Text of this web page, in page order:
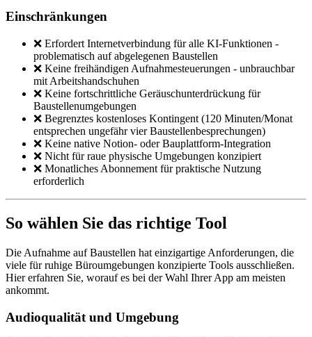
Einschränkungen
❌ Erfordert Internetverbindung für alle KI-Funktionen -
problematisch auf abgelegenen Baustellen
❌ Keine freihändigen Aufnahmesteuerungen - unbrauchbar
mit Arbeitshandschuhen
❌ Keine fortschrittliche Geräuschunterdrückung für
Baustellenumgebungen
❌ Begrenztes kostenloses Kontingent (120 Minuten/Monat
entsprechen ungefähr vier Baustellenbesprechungen)
❌ Keine native Notion- oder Bauplattform-Integration
❌ Nicht für raue physische Umgebungen konzipiert
❌ Monatliches Abonnement für praktische Nutzung
erforderlich
So wählen Sie das richtige Tool
Die Aufnahme auf Baustellen hat einzigartige Anforderungen, die
viele für ruhige Büroumgebungen konzipierte Tools ausschließen.
Hier erfahren Sie, worauf es bei der Wahl Ihrer App am meisten
ankommt.
Audioqualität und Umgebung